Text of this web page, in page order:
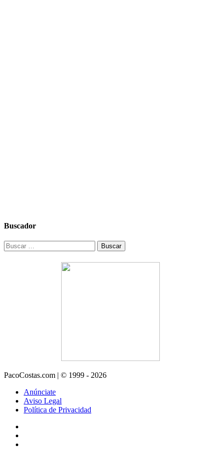
Buscador
Buscar:
PacoCostas.com | © 1999 - 2026
Anúnciate
Aviso Legal
Política de Privacidad